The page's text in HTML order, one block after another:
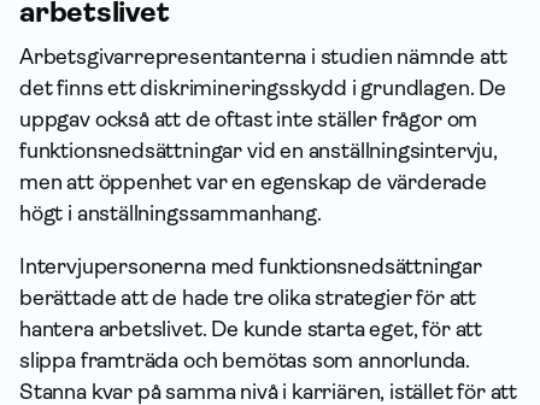
arbetslivet
Arbetsgivarrepresentanterna i studien nämnde att
det finns ett diskrimineringsskydd i grundlagen. De
uppgav också att de oftast inte ställer frågor om
funktionsnedsättningar vid en anställningsintervju,
men att öppenhet var en egenskap de värderade
högt i anställningssammanhang.
Intervjupersonerna med funktionsnedsättningar
berättade att de hade tre olika strategier för att
hantera arbetslivet. De kunde starta eget, för att
slippa framträda och bemötas som annorlunda.
Stanna kvar på samma nivå i karriären, istället för att